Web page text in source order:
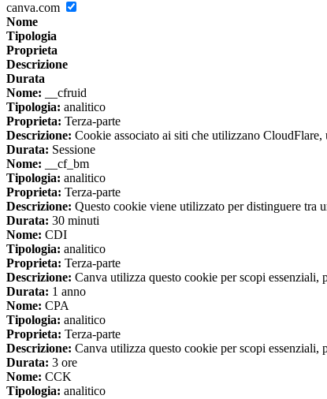
canva.com
Nome
Tipologia
Proprieta
Descrizione
Durata
Nome: __cfruid
Tipologia: analitico
Proprieta: Terza-parte
Descrizione: Cookie associato ai siti che utilizzano
Durata: Sessione
Nome: __cf_bm
Tipologia: analitico
Proprieta: Terza-parte
Descrizione: Questo cookie viene utilizzato per distinguere tra
Durata: 30 minuti
Nome: CDI
Tipologia: analitico
Proprieta: Terza-parte
Descrizione: Canva utilizza questo cookie per scopi essenziali,
Durata: 1 anno
Nome: CPA
Tipologia: analitico
Proprieta: Terza-parte
Descrizione: Canva utilizza questo cookie per scopi essenziali,
Durata: 3 ore
Nome: CCK
Tipologia: analitico